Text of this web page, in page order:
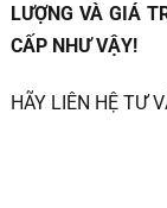
LƯỢNG VÀ GIÁ
CẤP NHƯ VẬY!
HÃY LIÊN HỆ TƯ